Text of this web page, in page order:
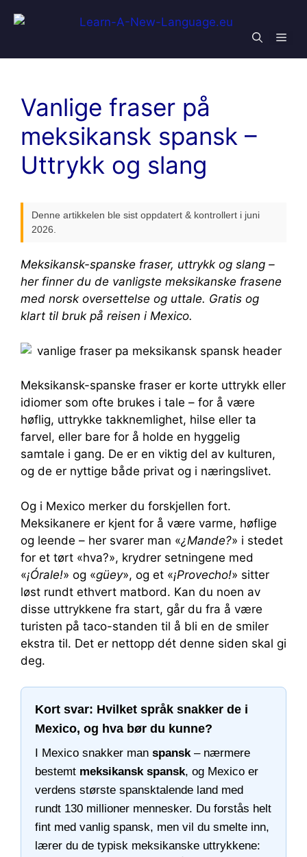
Vanlige fraser på
meksikansk spansk –
Uttrykk og slang
Denne artikkelen ble sist oppdatert & kontrollert i juni
2026.
Meksikansk-spanske fraser, uttrykk og slang –
her finner du de vanligste meksikanske frasene
med norsk oversettelse og uttale. Gratis og
klart til bruk på reisen i Mexico.
Meksikansk-spanske fraser er korte uttrykk eller
idiomer som ofte brukes i tale – for å være
høflig, uttrykke takknemlighet, hilse eller ta
farvel, eller bare for å holde en hyggelig
samtale i gang. De er en viktig del av kulturen,
og de er nyttige både privat og i næringslivet.
Og i Mexico merker du forskjellen fort.
Meksikanere er kjent for å være varme, høflige
og leende – her svarer man «¿Mande?» i stedet
for et tørt «hva?», krydrer setningene med
«¡Órale!» og «güey», og et «¡Provecho!» sitter
løst rundt ethvert matbord. Kan du noen av
disse uttrykkene fra start, går du fra å være
turisten på taco-standen til å bli en de smiler
ekstra til. Det er nettopp dét denne siden skal gi
deg.
Kort svar: Hvilket språk snakker de i
Mexico, og hva bør du kunne?
I Mexico snakker man spansk– nærmere
bestemt meksikansk spansk, og Mexico er
verdens største spansktalende land med
rundt 130 millioner mennesker. Du forstås helt
fint med vanlig spansk, men vil du smelte inn,
lærer du de typisk meksikanske uttrykkene: